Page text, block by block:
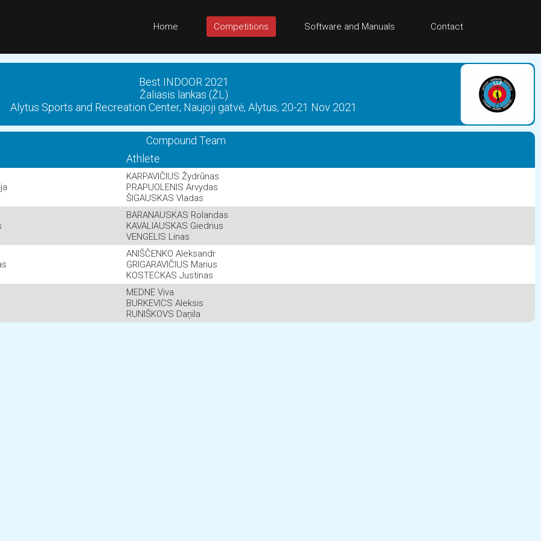
Home Competitions Software and Manuals Contact
Best INDOOR 2021
Žaliasis lankas (ŽL)
Alytus Sports and Recreation Center, Naujoji gatvė, Alytus, 20-21 Nov 2021
Compound Team
Athlete
KARPAVIČIUS Žydrūnas
PRAPUOLENIS Arvydas
ŠIGAUSKAS Vladas
BARANAUSKAS Rolandas
KAVALIAUSKAS Giedrius
VENGELIS Linas
ANIŠČENKO Aleksandr
GRIGARAVIČIUS Marius
KOSTECKAS Justinas
MEDNE Viva
BURKEVICS Aleksis
RUNIŠKOVS Daņila